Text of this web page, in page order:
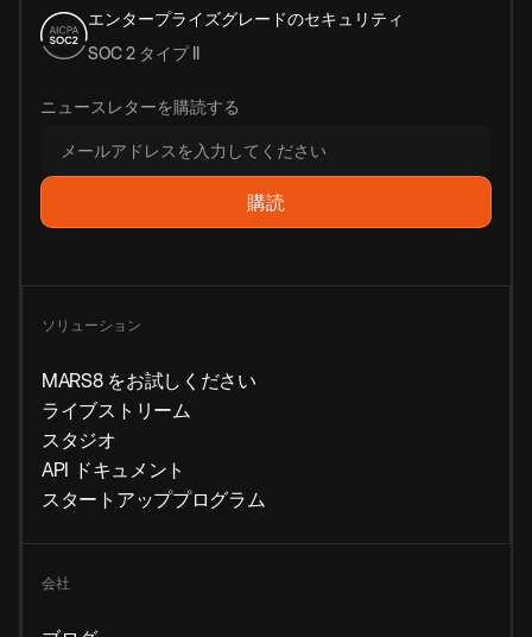
エンタープライズグレードのセキュリティ
SOC 2 タイプ II
ニュースレターを購読する
ソリューション
MARS8 をお試しください
ライブストリーム
スタジオ
API ドキュメント
スタートアッププログラム
会社